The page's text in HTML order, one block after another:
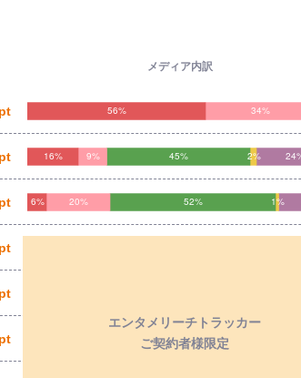
メディア内訳
エンタメリーチトラッカー
ご契約者様限定